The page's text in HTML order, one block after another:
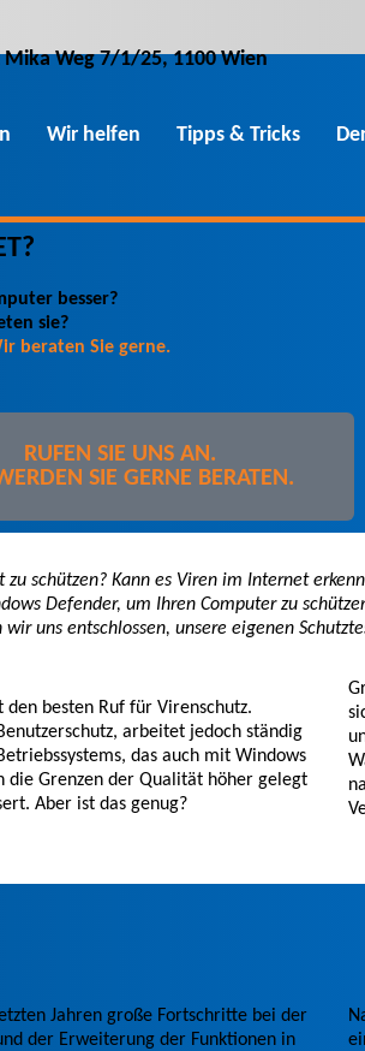
Mika Weg 7/1/25,1100Wien
Wir helfen Tipps & Tricks
besser?
sie?
beraten Sie gerne.
RUFEN SIE UNS AN.
SIE GERNE BERATEN.
schützen? Kann es Viren im Internet
Defender, um Ihren Computer zu
uns entschlossen, unsere eigenen
besten Ruf für Virenschutz.
arbeitet jedoch ständig
das auch mit Windows
die Grenzen der Qualität höher gelegt
Aber ist das genug?
Jahren große Fortschritte bei der
der Erweiterung der Funktionen in